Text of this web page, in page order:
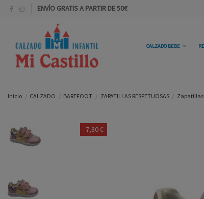
ENVÍO GRATIS A PARTIR DE 50€
CALZADO BEBE
Inicio CALZADO BAREFOOT ZAPATILLAS RESPETUOSAS Zapatillas
-7,80 €